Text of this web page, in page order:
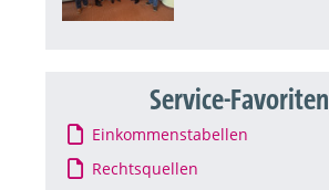
Service-Favoriten
Einkommenstabellen
Rechtsquellen